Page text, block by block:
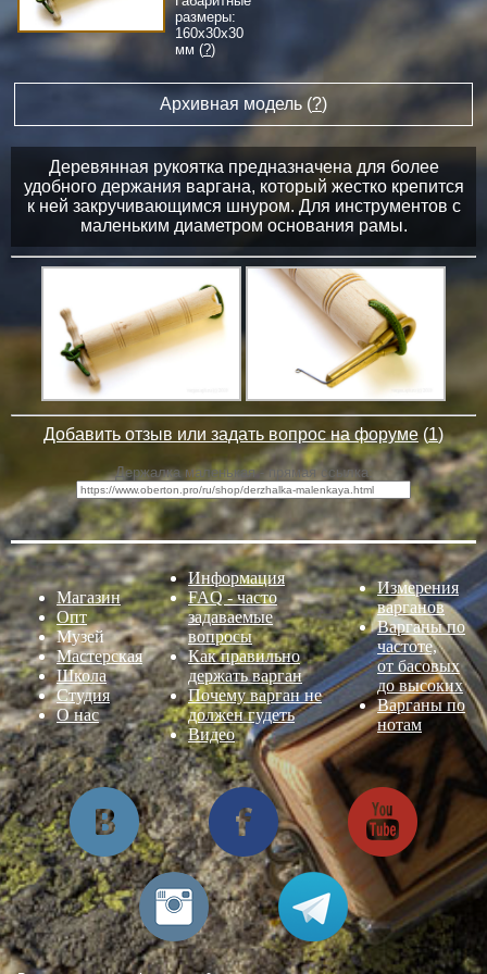
размеры:
160x30x30
мм (?)
Архивная модель (?)
Деревянная рукоятка предназначена для более
удобного держания варгана, который жестко крепится
к ней закручивающимся шнуром. Для инструментов с
маленьким диаметром основания рамы.
Добавить отзыв или задать вопрос на форуме (1)
Держалка маленькая - прямая ссылка:
Магазин
Опт
Музей
Мастерская
Школа
Студия
О нас
Информация
FAQ - часто
задаваемые
вопросы
Как правильно
держать варган
Почему варган не
должен гудеть
Видео
Измерения
варганов
Варганы по
частоте,
от басовых
до высоких
Варганы по
нотам